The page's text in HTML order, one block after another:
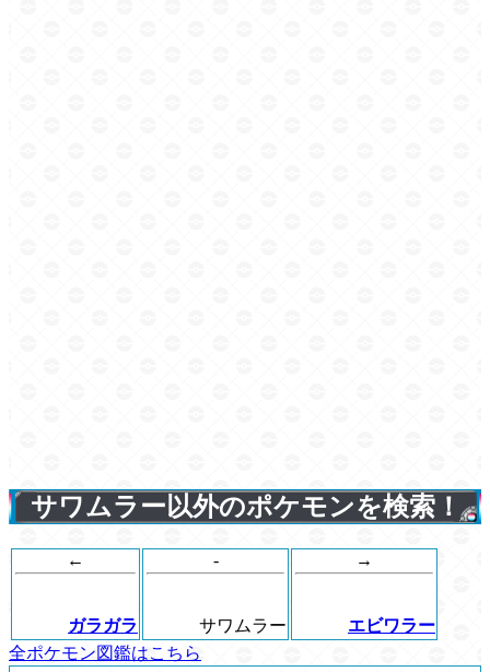
サワムラー以外のポケモンを検索！
←
ガラガラ
-
サワムラー
→
エビワラー
全ポケモン図鑑はこちら